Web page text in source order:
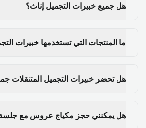
هل جميع خبيرات التجميل إناث؟
ما المنتجات التي تستخدمها خبيرات
هل تحضر خبيرات التجميل المتنقلات
هل يمكنني حجز مكياج عروس مع جلسة